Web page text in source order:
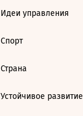
Идеи управления
Спорт
Страна
Устойчивое развитие